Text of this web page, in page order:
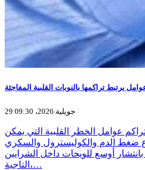
يرتبط تراكمها بالنوبات القلبية المفاجئة
29 جويلية 2026، 09:30
عوامل الخطر القلبية التي يمكن
ضغط الدم والكوليسترول والسكري
أوسع للويحات داخل الشرايين
التاجية،…